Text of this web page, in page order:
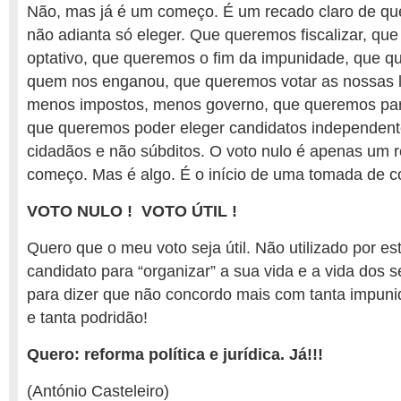
Não, mas já é um começo. É um recado claro de
não adianta só eleger. Que queremos fiscalizar,
optativo, que queremos o fim da impunidade, que
quem nos enganou, que queremos votar as nossas
menos impostos, menos governo, que queremos
que queremos poder eleger candidatos
cidadãos e não súbditos. O voto nulo é apenas um
começo. Mas é algo. É o início de uma tomada de
VOTO NULO ! VOTO ÚTIL !
Quero que o meu voto seja útil. Não utilizado por
candidato para “organizar” a sua vida e a vida dos
para dizer que não concordo mais com tanta
e tanta podridão!
Quero: reforma política e jurídica. Já!!!
(António Casteleiro)